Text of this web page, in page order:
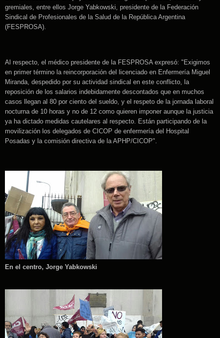
gremiales, entre ellos Jorge Yabkowski, presidente de la Federación
Sindical de Profesionales de la Salud de la República Argentina
(FESPROSA).
Al respecto, el médico presidente de la FESPROSA expresó: "Exigimos
en primer término la reincorporación del licenciado en Enfermería Miguel
Miranda, despedido por su actividad sindical en este conflicto, la
reposición de los salarios indebidamente descontados que en muchos
casos llegan al 80 por ciento del sueldo, y el respeto de la jornada laboral
nocturna de 10 horas y no de 12 como quieren imponer aunque la justicia
ya ha dictado medidas cautelares al respecto. Están participando de la
movilización los delegados de CICOP de enfermería del Hospital
Posadas y la comisión directiva de la APHP/CICOP".
En el centro, Jorge Yabkowski